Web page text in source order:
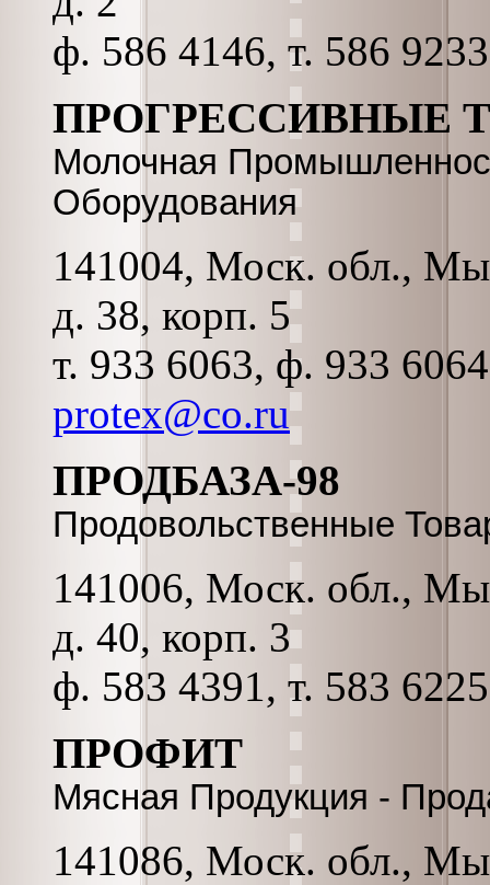
ф. 586 4146, т. 586 9233
ПРОГРЕССИВНЫЕ
Молочная
Оборудования
141004, Моск. обл.,
д. 38, корп. 5
т. 933 6063, ф. 933
protex@co.ru
ПРОДБАЗА-98
Продовольственные
141006, Моск. обл.,
д. 40, корп. 3
ф. 583 4391, т. 583 6225
ПРОФИТ
Мясная Продукция -
141086, Моск. обл.,